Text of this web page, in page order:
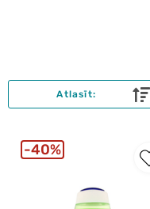
Atlasīt:
40%